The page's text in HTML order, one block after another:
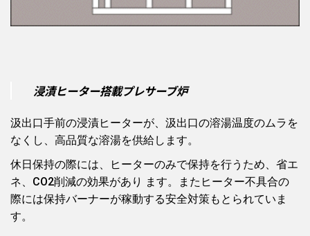
浸漬ヒーター搭載プレサーブ炉
汲出口手前の浸漬ヒーターが、汲出口の溶湯温度のムラを
なくし、高品質な溶湯を供給します。
休日保持の際には、ヒーターのみで保持を行うため、省エ
ネ、CO2削減の効果があり ます。またヒーター不具合の
際には保持バーナーが稼動する安全対策もとられていま
す。